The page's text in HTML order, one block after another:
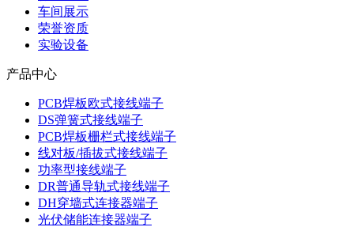
车间展示
荣誉资质
实验设备
产品中心
PCB焊板欧式接线端子
DS弹簧式接线端子
PCB焊板栅栏式接线端子
线对板/插拔式接线端子
功率型接线端子
DR普通导轨式接线端子
DH穿墙式连接器端子
光伏储能连接器端子